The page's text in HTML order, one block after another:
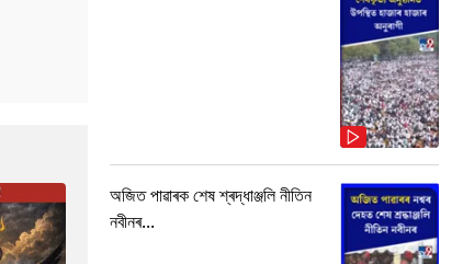
অজিত পাৱাৰক শেষ শ্ৰদ্ধাঞ্জলি নীতিন
নবীনৰ...